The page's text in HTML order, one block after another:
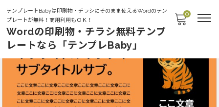
テンプレートBabyは印刷物・チラシにそのまま使えるWordのテン
プレートが無料！商用利用もＯＫ！
Wordの印刷物・チラシ無料テンプ
レートなら「テンプレBaby」
0